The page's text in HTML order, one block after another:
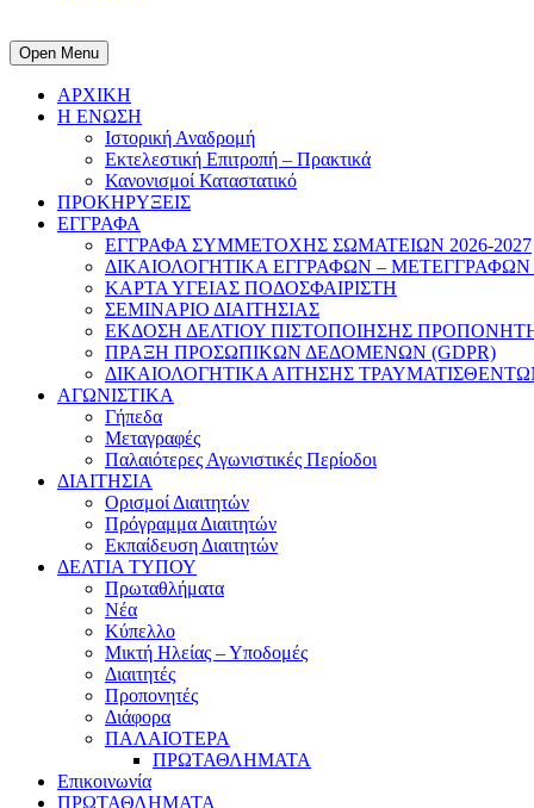
Open Menu
ΑΡΧΙΚΗ
Η ΕΝΩΣΗ
Ιστορική Αναδρομή
Εκτελεστική Επιτροπή – Πρακτικά
Κανονισμοί Καταστατικό
ΠΡΟΚΗΡΥΞΕΙΣ
ΕΓΓΡΑΦΑ
ΕΓΓΡΑΦΑ ΣΥΜΜΕΤΟΧΗΣ ΣΩΜΑΤΕΙΩΝ 2026-2027
ΔΙΚΑΙΟΛΟΓΗΤΙΚΑ ΕΓΓΡΑΦΩΝ –
ΚΑΡΤΑ ΥΓΕΙΑΣ ΠΟΔΟΣΦΑΙΡΙΣΤΗ
ΣΕΜΙΝΑΡΙΟ ΔΙΑΙΤΗΣΙΑΣ
ΕΚΔΟΣΗ ΔΕΛΤΙΟΥ ΠΙΣΤΟΠΟΙΗΣΗΣ
ΠΡΑΞΗ ΠΡΟΣΩΠΙΚΩΝ ΔΕΔΟΜΕΝΩΝ (GDPR)
ΔΙΚΑΙΟΛΟΓΗΤΙΚΑ ΑΙΤΗΣΗΣ
ΑΓΩΝΙΣΤΙΚΑ
Γήπεδα
Μεταγραφές
Παλαιότερες Αγωνιστικές Περίοδοι
ΔΙΑΙΤΗΣΙΑ
Ορισμοί Διαιτητών
Πρόγραμμα Διαιτητών
Εκπαίδευση Διαιτητών
ΔΕΛΤΙΑ ΤΥΠΟΥ
Πρωταθλήματα
Νέα
Κύπελλο
Μικτή Ηλείας – Υποδομές
Διαιτητές
Προπονητές
Διάφορα
ΠΑΛΑΙΟΤΕΡΑ
ΠΡΩΤΑΘΛΗΜΑΤΑ
Επικοινωνία
ΠΡΩΤΑΘΛΗΜΑΤΑ